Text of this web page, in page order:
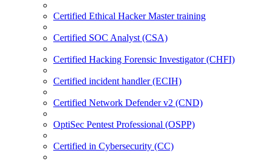
Certified Ethical Hacker Master training
Certified SOC Analyst (CSA)
Certified Hacking Forensic Investigator (CHFI)
Certified incident handler (ECIH)
Certified Network Defender v2 (CND)
OptiSec Pentest Professional (OSPP)
Certified in Cybersecurity (CC)